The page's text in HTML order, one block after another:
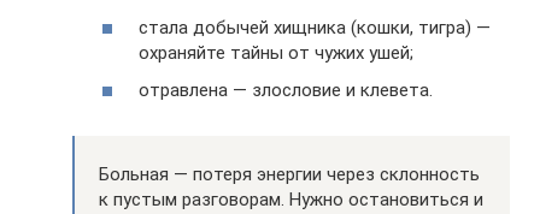
стала добычей хищника (кошки, тигра) —
охраняйте тайны от чужих ушей;
отравлена — злословие и клевета.
Больная — потеря энергии через склонность
к пустым разговорам. Нужно остановиться и